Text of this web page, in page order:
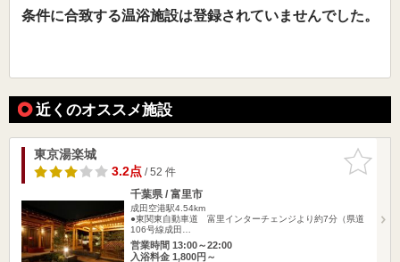
条件に合致する温浴施設は登録されていませんでした。
近くのオススメ施設
お気に入
りに追加
東京湯楽城
3.2点/ 52 件
千葉県 / 富里市
成田空港駅4.54km
●東関東自動車道 富里インターチェンジより約7分（県道
106号線成田…
営業時間 13:00～22:00
入浴料金 1,800円～